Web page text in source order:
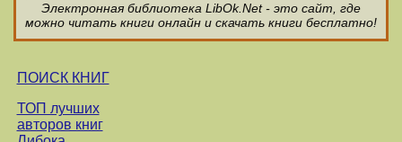
Электронная библиотека LibOk.Net - это сайт, где
можно читать книги онлайн и скачать книги бесплатно!
ПОИСК КНИГ
ТОП лучших
авторов книг